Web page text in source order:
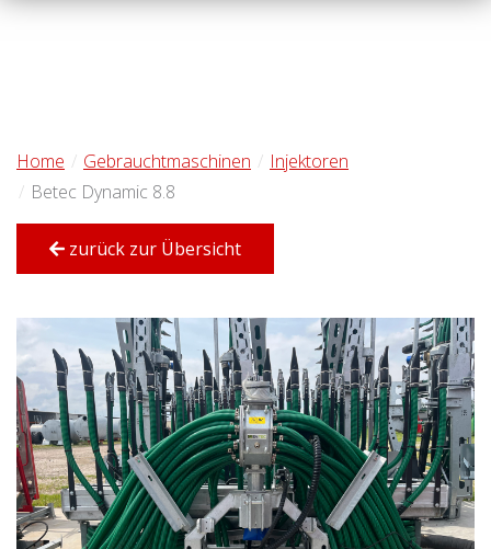
Home Gebrauchtmaschinen
Injektoren
Betec Dynamic 8.8
zurück zur Übersicht